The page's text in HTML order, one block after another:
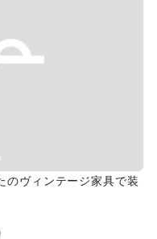
のヴィンテージ家具で装